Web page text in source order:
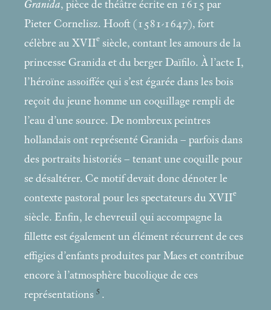
Granida, pièce de théâtre écrite en 1615 par
Pieter Cornelisz. Hooft (1581-1647), fort
célèbre au XVIIe siècle, contant les amours de la
princesse Granida et du berger Daïfilo. À l’acte I,
l’héroïne assoiffée qui s’est égarée dans les bois
reçoit du jeune homme un coquillage rempli de
l’eau d’une source. De nombreux peintres
hollandais ont représenté Granida – parfois dans
des portraits historiés – tenant une coquille pour
se désaltérer. Ce motif devait donc dénoter le
contexte pastoral pour les spectateurs du XVIIe
siècle. Enfin, le chevreuil qui accompagne la
fillette est également un élément récurrent de ces
effigies d’enfants produites par Maes et contribue
encore à l’atmosphère bucolique de ces
représentations 5 .